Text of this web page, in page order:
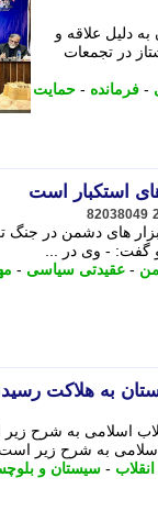
دلیل علاقه و
در تجمعات
- فرمانده - حمایت
استکبار است
82038049
های دشمن در جنگ
گفت: - وی در ...
- عقیدتی سیاسی -
به هلاکت
اسلامی به شرح
اسلامی به شرح زیر
- سیستان و